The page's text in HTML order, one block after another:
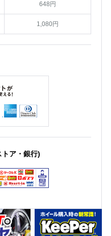
648円
1,080円
ア・銀行)